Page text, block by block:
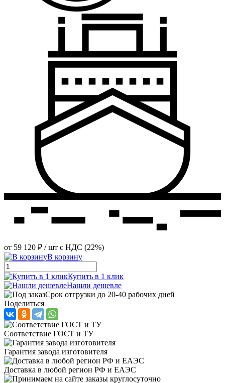
от 59 120 ₽ / шт с НДС (22%)
В корзину
Купить в 1 клик
Нашли дешевле
Срок отгрузки до 20-40 рабочих дней
Поделиться
Соответствие ГОСТ и ТУ
Гарантия завода изготовителя
Доставка в любой регион РФ и ЕАЭС